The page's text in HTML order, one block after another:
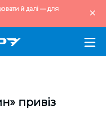
й далі — для
привіз